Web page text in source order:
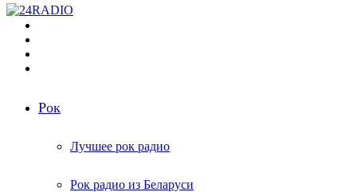
Рок
Лучшее рок радио
Рок радио из Беларуси